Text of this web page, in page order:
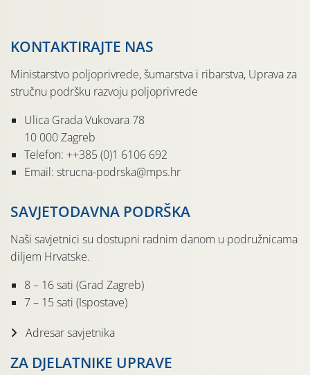
KONTAKTIRAJTE NAS
Ministarstvo poljoprivrede, šumarstva i ribarstva, Uprava za
stručnu podršku razvoju poljoprivrede
Ulica Grada Vukovara 78
10 000 Zagreb
Telefon: ++385 (0)1 6106 692
Email: strucna-podrska@mps.hr
SAVJETODAVNA PODRŠKA
Naši savjetnici su dostupni radnim danom u podružnicama
diljem Hrvatske.
8 – 16 sati (Grad Zagreb)
7 – 15 sati (Ispostave)
Adresar savjetnika
ZA DJELATNIKE UPRAVE